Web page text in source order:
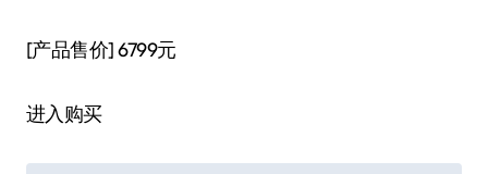
[产品售价]6799元
进入购买